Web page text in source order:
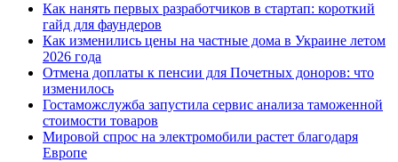
Как нанять первых разработчиков в стартап: короткий
гайд для фаундеров
Как изменились цены на частные дома в Украине летом
2026 года
Отмена доплаты к пенсии для Почетных доноров: что
изменилось
Гостаможслужба запустила сервис анализа таможенной
стоимости товаров
Мировой спрос на электромобили растет благодаря
Европе